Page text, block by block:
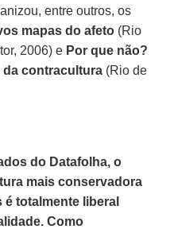
entre outros, os
mapas do afeto (Rio
2006) e Por que não?
da contracultura (Rio de
do Datafolha, o
mais conservadora
totalmente liberal
Como